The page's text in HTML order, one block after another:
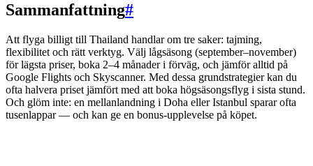
Sammanfattning#
Att flyga billigt till Thailand handlar om tre saker: tajming,
flexibilitet och rätt verktyg. Välj lågsäsong (september–november)
för lägsta priser, boka 2–4 månader i förväg, och jämför alltid på
Google Flights och Skyscanner. Med dessa grundstrategier kan du
ofta halvera priset jämfört med att boka högsäsongsflyg i sista stund.
Och glöm inte: en mellanlandning i Doha eller Istanbul sparar ofta
tusenlappar — och kan ge en bonus-upplevelse på köpet.